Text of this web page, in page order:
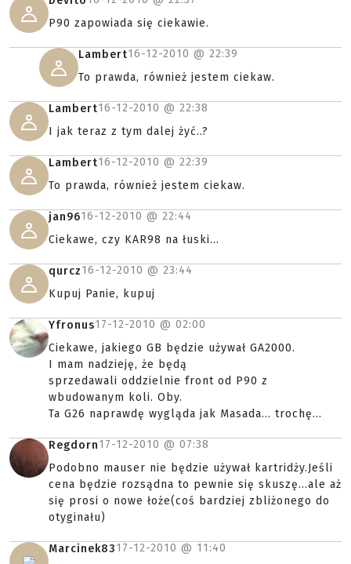
P90 zapowiada się ciekawie.
Lambert16-12-2010 @ 22:39
To prawda, również jestem ciekaw.
Lambert16-12-2010 @ 22:38
I jak teraz z tym dalej żyć..?
Lambert16-12-2010 @ 22:39
To prawda, również jestem ciekaw.
jan9616-12-2010 @ 22:44
Ciekawe, czy KAR98 na łuski...
qurcz16-12-2010 @ 23:44
Kupuj Panie, kupuj
Yfronus17-12-2010 @ 02:00
Ciekawe, jakiego GB będzie używał GA2000.
I mam nadzieję, że będą
sprzedawali oddzielnie front od P90 z
wbudowanym koli. Oby.
Ta G26 naprawdę wygląda jak Masada... trochę...
Regdorn17-12-2010 @ 07:38
Podobno mauser nie będzie używał kartridży.Jeśli
cena będzie rozsądna to pewnie się skuszę...ale aż
się prosi o nowe łoże(coś bardziej zbliżonego do
otyginału)
Marcinek8317-12-2010 @ 11:40